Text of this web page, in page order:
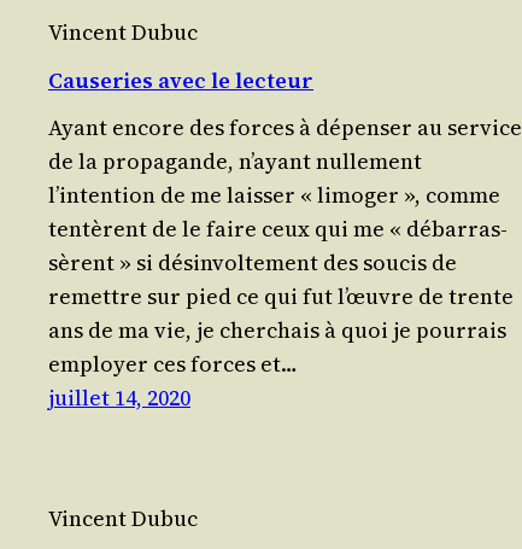
Vincent Dubuc
Causeries avec le lecteur
Ayant encore des forces à dépen­ser au ser­vice
de la pro­pa­gande, n’ayant nul­le­ment
l’intention de me lais­ser « limo­ger », comme
ten­tèrent de le faire ceux qui me « débar­ras­
sèrent » si désin­vol­te­ment des sou­cis de
remettre sur pied ce qui fut l’œuvre de trente
ans de ma vie, je cher­chais à quoi je pour­rais
employer ces forces et…
juillet 14, 2020
Vincent Dubuc